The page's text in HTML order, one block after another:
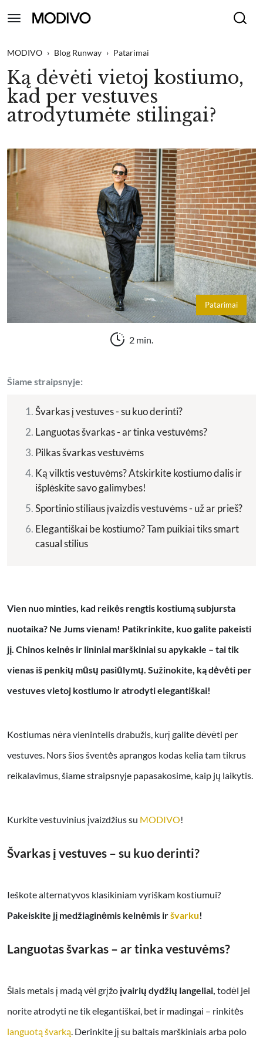
MODIVO › Blog Runway › Patarimai
Ką dėvėti vietoj kostiumo,
kad per vestuves
atrodytumėte stilingai?
Patarimai
2 min.
Šiame straipsnyje:
Švarkas į vestuves - su kuo derinti?
Languotas švarkas - ar tinka vestuvėms?
Pilkas švarkas vestuvėms
Ką vilktis vestuvėms? Atskirkite kostiumo dalis ir
išplėskite savo galimybes!
Sportinio stiliaus įvaizdis vestuvėms - už ar prieš?
Elegantiškai be kostiumo? Tam puikiai tiks smart
casual stilius
Vien nuo minties, kad reikės rengtis kostiumą subjursta
nuotaika? Ne Jums vienam! Patikrinkite, kuo galite pakeisti
jį. Chinos kelnės ir lininiai marškiniai su apykakle – tai tik
vienas iš penkių mūsų pasiūlymų. Sužinokite, ką dėvėti per
vestuves vietoj kostiumo ir atrodyti elegantiškai!
Kostiumas nėra vienintelis drabužis, kurį galite dėvėti per
vestuves. Nors šios šventės aprangos kodas kelia tam tikrus
reikalavimus, šiame straipsnyje papasakosime, kaip jų laikytis.
Kurkite vestuvinius įvaizdžius su MODIVO!
Švarkas į vestuves – su kuo derinti?
Ieškote alternatyvos klasikiniam vyriškam kostiumui?
Pakeiskite jį medžiaginėmis kelnėmis iršvarku!
Languotas švarkas – ar tinka vestuvėms?
Šiais metais į madą vėl grįžo įvairių dydžių langeliai, todėl jei
norite atrodyti ne tik elegantiškai, bet ir madingai – rinkitės
languotą švarką. Derinkite jį su baltais marškiniais arba polo